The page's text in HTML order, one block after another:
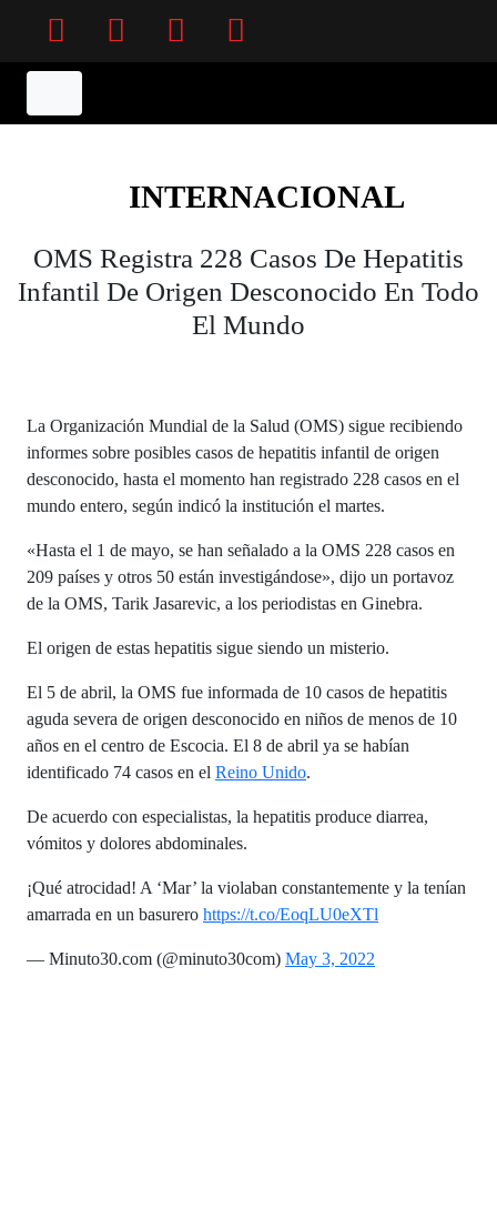
INTERNACIONAL
OMS Registra 228 Casos De Hepatitis
Infantil De Origen Desconocido En Todo
El Mundo
La Organización Mundial de la Salud (OMS) sigue recibiendo
informes sobre posibles casos de hepatitis infantil de origen
desconocido, hasta el momento han registrado 228 casos en el
mundo entero, según indicó la institución el martes.
«Hasta el 1 de mayo, se han señalado a la OMS 228 casos en
209 países y otros 50 están investigándose», dijo un portavoz
de la OMS, Tarik Jasarevic, a los periodistas en Ginebra.
El origen de estas hepatitis sigue siendo un misterio.
El 5 de abril, la OMS fue informada de 10 casos de hepatitis
aguda severa de origen desconocido en niños de menos de 10
años en el centro de Escocia. El 8 de abril ya se habían
identificado 74 casos en el Reino Unido.
De acuerdo con especialistas, la hepatitis produce diarrea,
vómitos y dolores abdominales.
¡Qué atrocidad! A ‘Mar’ la violaban constantemente y la tenían
amarrada en un basurero https://t.co/EoqLU0eXTl
— Minuto30.com (@minuto30com) May 3, 2022